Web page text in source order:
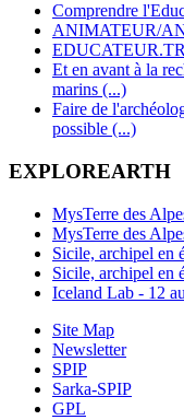
Comprendre
ANIMATEUR/
Et en avant à la
marins (...)
Faire de
possible (...)
EXPLOREARTH
MysTerre des
MysTerre des
Sicile, archipel en
Sicile, archipel en
Iceland Lab - 12
Site Map
Newsletter
SPIP
Sarka-SPIP
GPL